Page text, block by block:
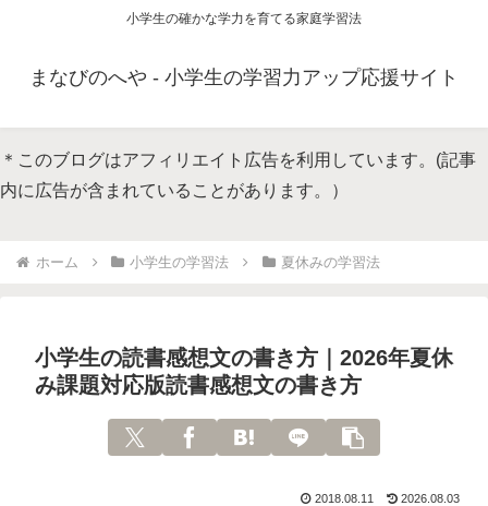
小学生の確かな学力を育てる家庭学習法
まなびのへや - 小学生の学習力アップ応援サイト
＊このブログはアフィリエイト広告を利用しています。(記事
内に広告が含まれていることがあります。）
ホーム 小学生の学習法 夏休みの学習法
小学生の読書感想文の書き方｜2026年夏休
み課題対応版読書感想文の書き方
2018.08.11 2026.08.03